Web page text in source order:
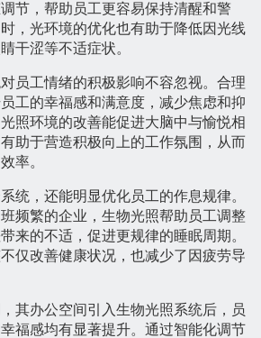
节，帮助员工更容易保持清醒和警
，光环境的优化也有助于降低因光线
干涩等不适症状。
员工情绪的积极影响不容忽视。合理
工的幸福感和满意度，减少焦虑和抑
照环境的改善能促进大脑中与愉悦相
助于营造积极向上的工作氛围，从而
率。
统，还能明显优化员工的作息规律。
频繁的企业，生物光照帮助员工调整
来的不适，促进更规律的睡眠周期。
仅改善健康状况，也减少了因疲劳导
其办公空间引入生物光照系统后，员
福感均有显著提升。通过智能化调节